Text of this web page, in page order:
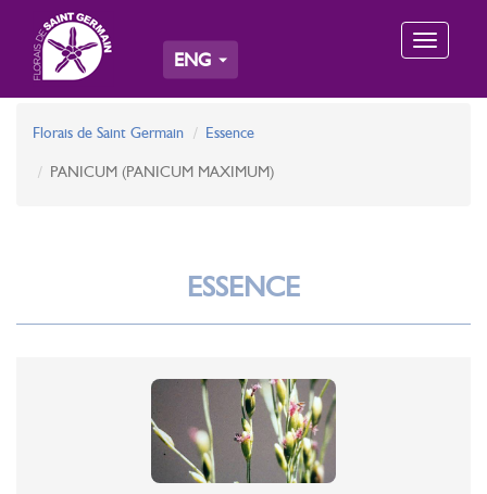
Toggle
ENG
Florais de Saint Germain Essence
PANICUM (PANICUM MAXIMUM)
ESSENCE